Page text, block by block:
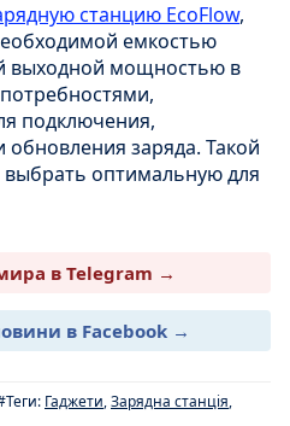
станцию EcoFlow,
емкостью
выходной мощностью в
подключения,
заряда. Такой
оптимальную для
в Telegram →
в Facebook →
Гаджети,Зарядна станція,